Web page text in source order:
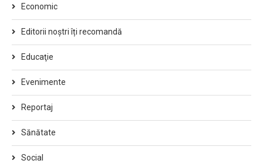
Economic
Editorii noștri îți recomandă
Educaţie
Evenimente
Reportaj
Sănătate
Social